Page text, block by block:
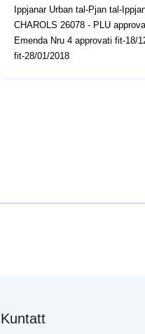
Ippjanar Urban tal-Pjan tal-
CHAROLS 26078 - PLU
Emenda Nru 4 approvati fit-18/
fit-28/01/2018
Kuntatt